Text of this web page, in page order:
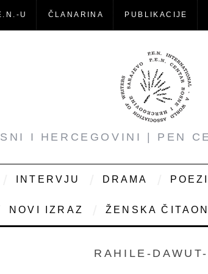
U ČLANARINA PUBLIKACIJE
I HERCEGOVINI | PEN
INTERVJU DRAMA
NOVI IZRAZ ŽENSKA
RAHILE-